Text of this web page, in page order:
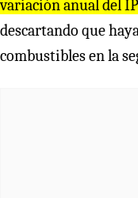
variación anual del
descartando que
combustibles en la